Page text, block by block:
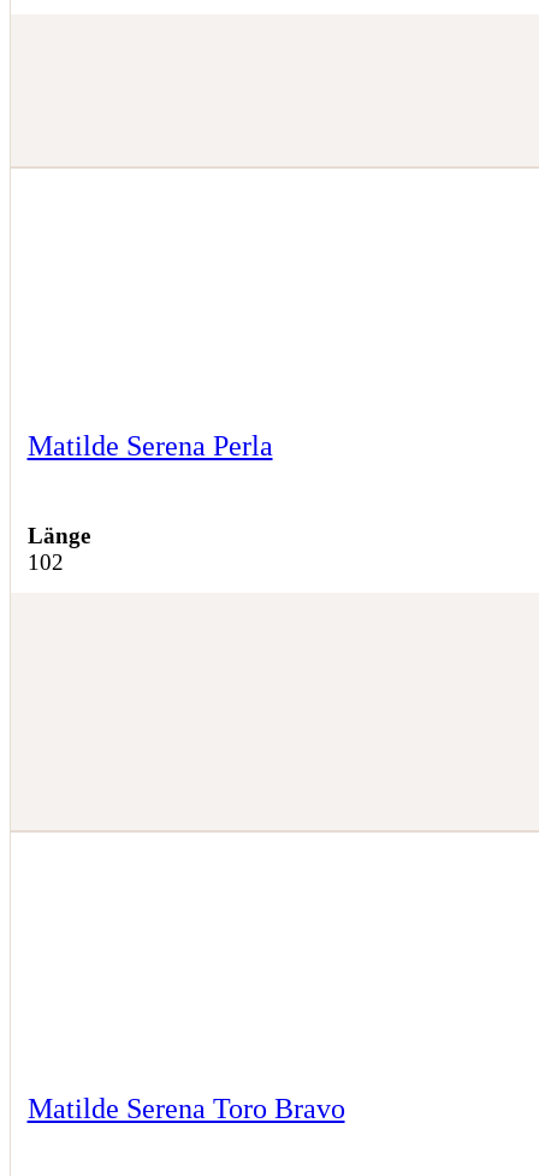
Matilde Serena Perla
Länge
102
Matilde Serena Toro Bravo